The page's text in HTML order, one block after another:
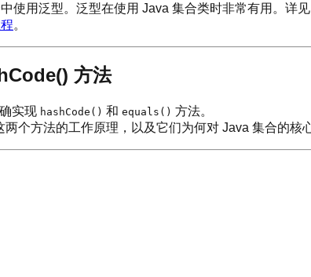
使用泛型。泛型在使用 Java 集合类时非常有用。详见
。
方法
实现 hashCode() 和 equals() 方法。
两个方法的工作原理，以及它们为何对 Java 集合的核